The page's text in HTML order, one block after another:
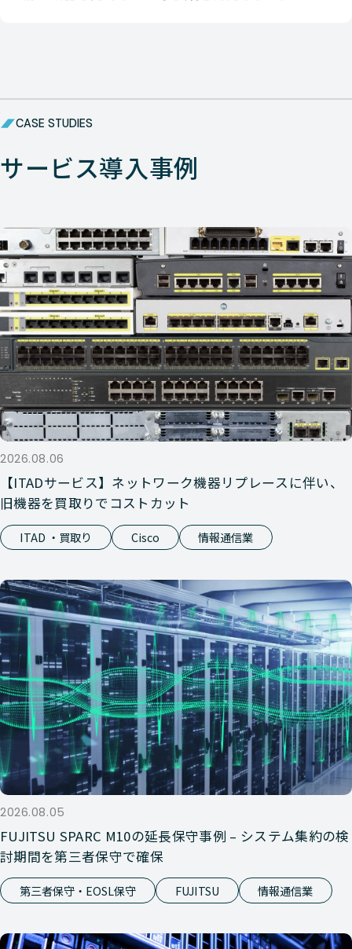
CASE STUDIES
サービス導入事例
2026.08.06
【ITADサービス】ネットワーク機器リプレースに伴い、
旧機器を買取りでコストカット
ITAD ・買取り Cisco 情報通信業
2026.08.05
FUJITSU SPARC M10の延長保守事例 – システム集約の検
討期間を第三者保守で確保
第三者保守・EOSL保守 FUJITSU 情報通信業